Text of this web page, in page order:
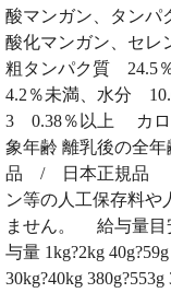
酸マンガン、タンパ
酸化マンガン、セ
粗タンパク質 24.5
4.2％未満、水分
3 0.38％以上 カロ
象年齢 離乳後の全
品 / 日本正規品 オ
ン等の人工保存料や
ません。 給与量目
与量 1kg?2kg
30kg?40kg